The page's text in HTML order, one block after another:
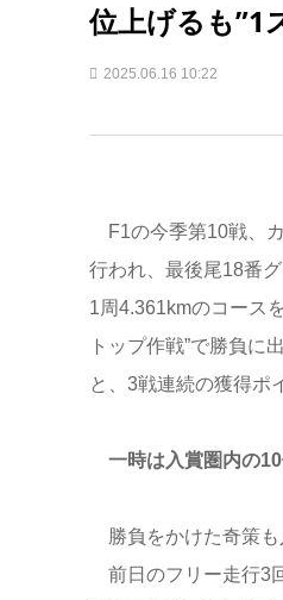
位上げるも”1
2025.06.16 10:22
F1の今季第10戦、
行われ、最後尾18番
1周4.361kmのコース
トップ作戦”で勝負に
と、3戦連続の獲得ポ
一時は入賞圏内の
勝負をかけた奇策も
前日のフリー走行3